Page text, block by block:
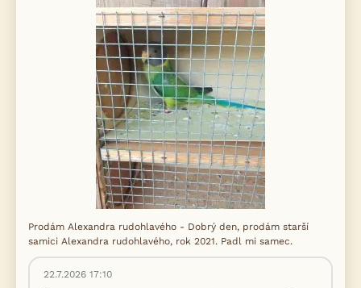
Prodám Alexandra rudohlavého - Dobrý den, prodám starší
samici Alexandra rudohlavého, rok 2021. Padl mi samec.
22.7.2026 17:10